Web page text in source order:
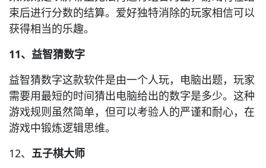
束后进行分数的结算。爱好独特消除的玩家相信可以
获得相当的乐趣。
11、益智猜数字
益智猜数字这款软件是由一个人玩，电脑出题，玩家
需要用最短的时间猜出电脑给出的数字是多少。这种
游戏规则虽然简单，但可以考验人的严谨和耐心，在
游戏中锻炼逻辑思维。
12、 五子棋大师